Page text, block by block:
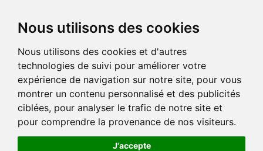
Nous utilisons des cookies
Nous utilisons des cookies et d'autres
technologies de suivi pour améliorer votre
expérience de navigation sur notre site, pour vous
montrer un contenu personnalisé et des publicités
ciblées, pour analyser le trafic de notre site et
pour comprendre la provenance de nos visiteurs.
J'accepte